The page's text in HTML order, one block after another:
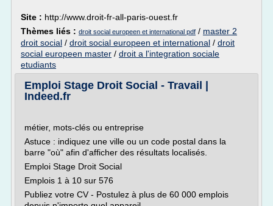
Site : http://www.droit-fr-all-paris-ouest.fr
Thèmes liés : droit social europeen et international pdf / master 2
droit social / droit social europeen et international / droit
social europeen master / droit a l'integration sociale
etudiants
Emploi Stage Droit Social - Travail |
Indeed.fr
métier, mots-clés ou entreprise
Astuce : indiquez une ville ou un code postal dans la
barre "où" afin d'afficher des résultats localisés.
Emploi Stage Droit Social
Emplois 1 à 10 sur 576
Publiez votre CV - Postulez à plus de 60 000 emplois